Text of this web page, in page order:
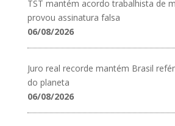
TST mantém acordo trabalhista de
provou assinatura falsa
06/08/2026
Juro real recorde mantém Brasil
do planeta
06/08/2026